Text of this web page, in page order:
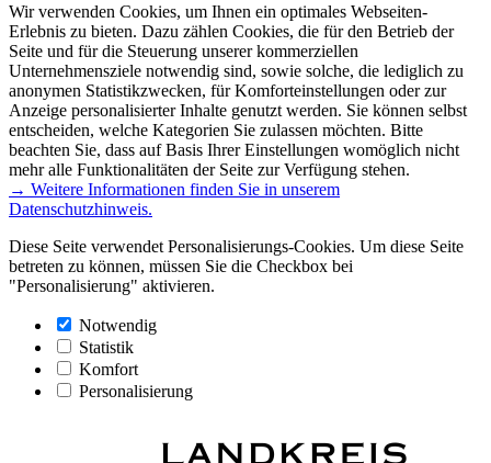
Wir verwenden Cookies, um Ihnen ein optimales Webseiten-
Erlebnis zu bieten. Dazu zählen Cookies, die für den Betrieb der
Seite und für die Steuerung unserer kommerziellen
Unternehmensziele notwendig sind, sowie solche, die lediglich zu
anonymen Statistikzwecken, für Komforteinstellungen oder zur
Anzeige personalisierter Inhalte genutzt werden. Sie können selbst
entscheiden, welche Kategorien Sie zulassen möchten. Bitte
beachten Sie, dass auf Basis Ihrer Einstellungen womöglich nicht
mehr alle Funktionalitäten der Seite zur Verfügung stehen.
→ Weitere Informationen finden Sie in unserem
Datenschutzhinweis.
Diese Seite verwendet Personalisierungs-Cookies. Um diese Seite
betreten zu können, müssen Sie die Checkbox bei
"Personalisierung" aktivieren.
Notwendig
Statistik
Komfort
Personalisierung